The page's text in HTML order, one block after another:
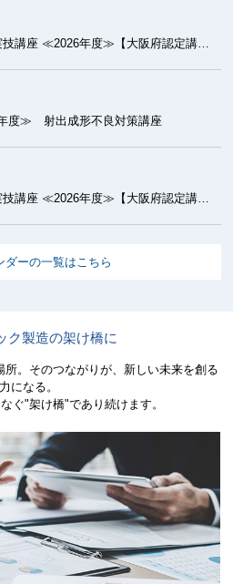
【大阪府認定講座】射出成形実技講座 ≪2026年度≫【大阪府認定講座】射出成形実技講座 基礎コース
度≫ 射出成形不良対策講座
【大阪府認定講座】射出成形実技講座 ≪2026年度≫【大阪府認定講座】射出成形実技講座 初級コース
ダーの一覧はこちら
ク製造の架け橋に
所。そのつながりが、新しい未来を創る
力になる。
ぐ"架け橋"であり続けます。